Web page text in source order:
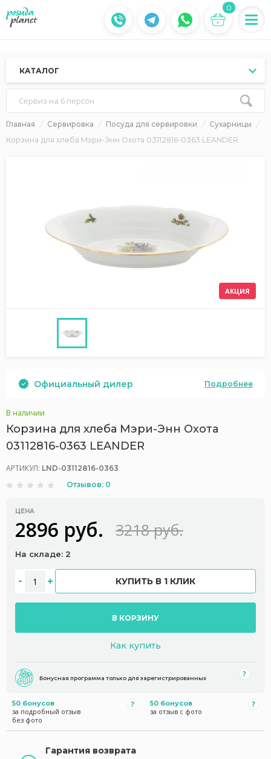
0
КАТАЛОГ
Сервиз на 6 персон
Главная Сервировка Посуда для сервировки
Сухарницы
Корзина для хлеба Мэри-Энн Охота 03112816-0363 LEANDER
АКЦИЯ
Официальный дилер Подробнее
В наличии
Корзина для хлеба Мэри-Энн Охота
03112816-0363 LEANDER
АРТИКУЛ: LND-03112816-0363
Отзывов: 0
ЦЕНА
2896 руб. 3218 руб.
На складе: 2
КУПИТЬ В 1 КЛИК
В КОРЗИНУ
Как купить
Бонусная программа только для зарегистрированных
50 бонусов
за подробный отзыв
без фото
50 бонусов
за отзыв с фото
Гарантия возврата